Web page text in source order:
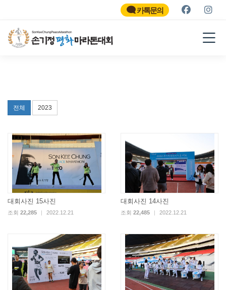
카톡문의
MARATHON
2026
전체 2023
대회사진 15사진
조회 22,285 | 2022.12.21
대회사진 14사진
조회 22,485 | 2022.12.21